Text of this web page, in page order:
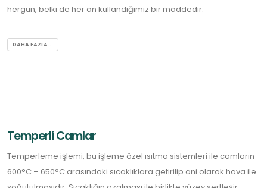
hergün, belki de her an kullandığımız bir maddedir.
DAHA FAZLA...
Temperli Camlar
Temperleme işlemi, bu işleme özel ısıtma sistemleri ile camların
600°C – 650°C arasındaki sıcaklıklara getirilip ani olarak hava ile